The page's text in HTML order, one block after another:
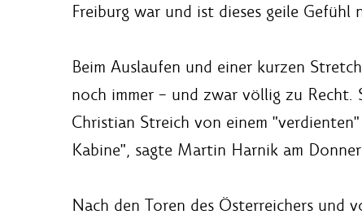
Freiburg war und ist dieses geile Gefühl
Beim Auslaufen und einer kurzen
noch immer – und zwar völlig zu Recht.
Christian Streich von einem
Kabine", sagte Martin Harnik am
Nach den Toren des Österreichers und